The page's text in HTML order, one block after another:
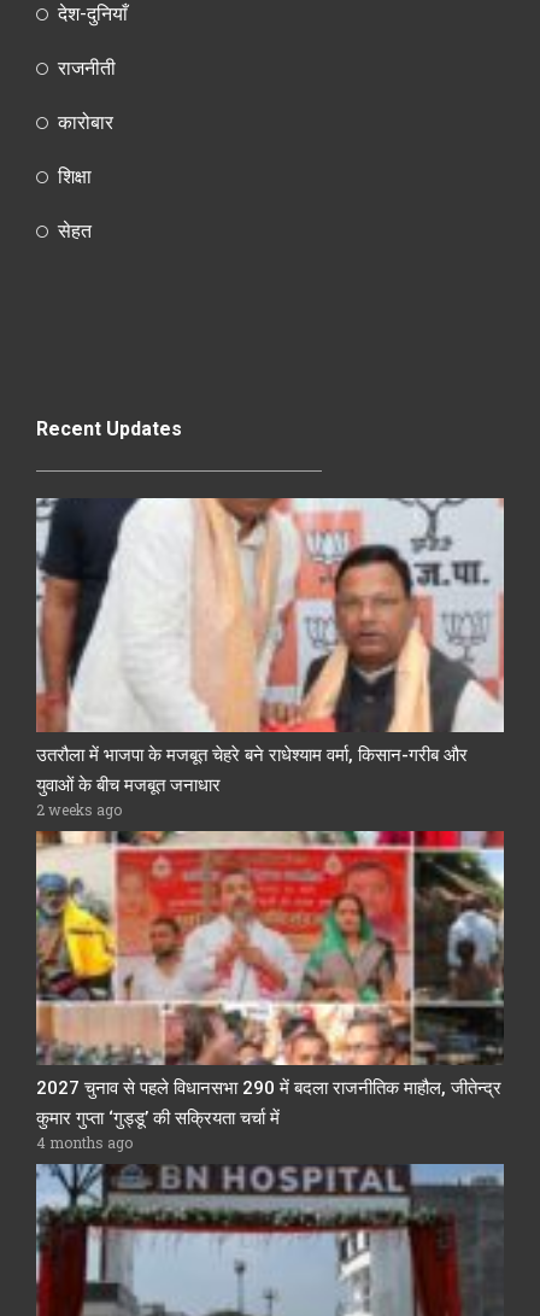
देश-दुनियाँ
राजनीती
कारोबार
शिक्षा
सेहत
Recent Updates
उतरौला में भाजपा के मजबूत चेहरे बने राधेश्याम वर्मा, किसान-गरीब और
युवाओं के बीच मजबूत जनाधार
2 weeks ago
2027 चुनाव से पहले विधानसभा 290 में बदला राजनीतिक माहौल, जीतेन्द्र
कुमार गुप्ता ‘गुड्डू’ की सक्रियता चर्चा में
4 months ago